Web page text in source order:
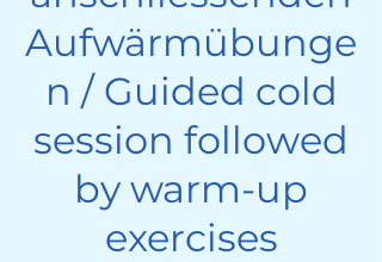
Aufwärmübunge
n / Guided cold
session followed
by warm-up
exercises